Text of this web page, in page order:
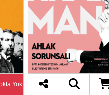
Yok